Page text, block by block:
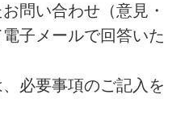
問い合わせ（意見・
子メールで回答いた
必要事項のご記入を